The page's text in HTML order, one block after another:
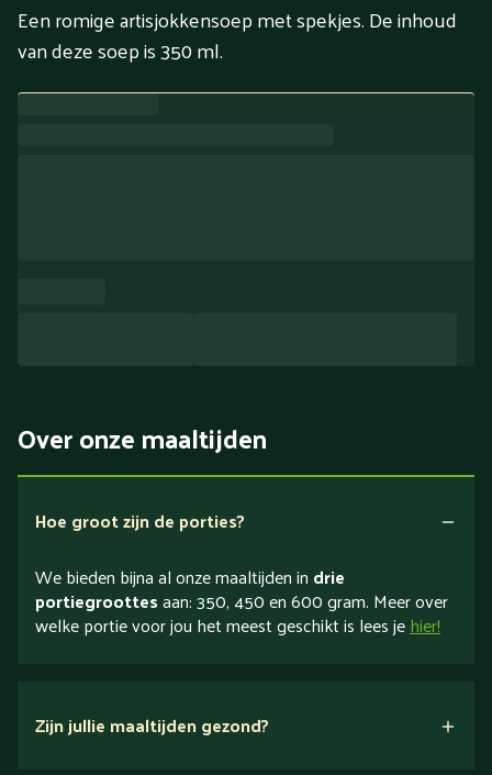
Een romige artisjokkensoep met spekjes. De inhoud
van deze soep is 350 ml.
Over onze maaltijden
Hoe groot zijn de porties?
We bieden bijna al onze maaltijden in drie
portiegroottesaan: 350, 450 en 600 gram. Meer over
welke portie voor jou het meest geschikt is lees jehier!
Zijn jullie maaltijden gezond?